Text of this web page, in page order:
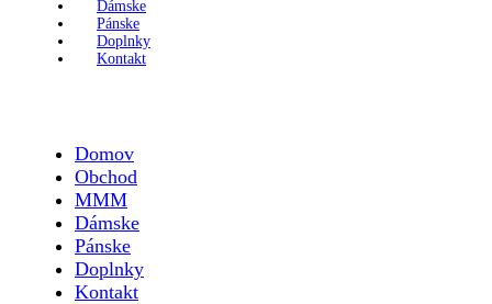
Dámske
Pánske
Doplnky
Kontakt
Domov
Obchod
MMM
Dámske
Pánske
Doplnky
Kontakt